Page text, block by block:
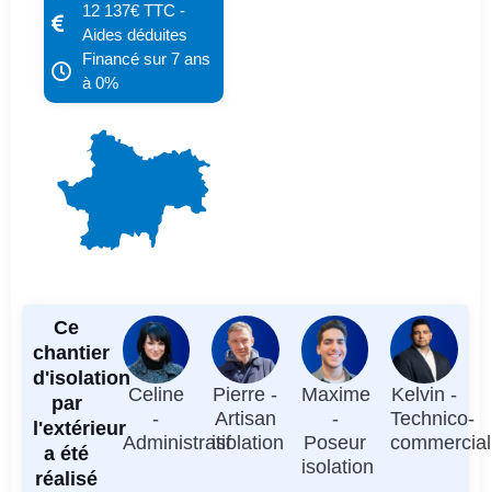
12 137€ TTC -
Aides déduites
Financé sur 7 ans
à 0%
Ce
chantier
d'isolation
par
l'extérieur
a été
réalisé
Celine
-
Administratif
Pierre -
Artisan
isolation
Maxime
-
Poseur
isolation
Kelvin -
Technico-
commercial